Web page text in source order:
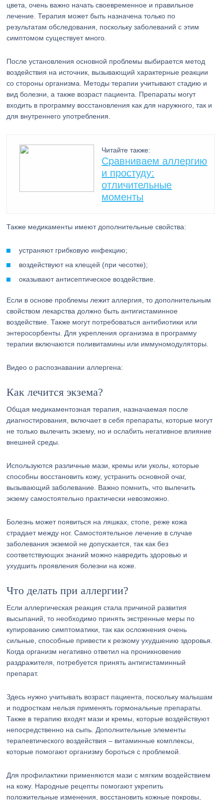
цвета, очень важно начать своевременное и правильное
лечение. Терапия может быть назначена только по
результатам обследования, поскольку заболеваний с этим
симптомом существует много.
После установления основной проблемы выбирается метод
воздействия на источник, вызывающий характерные реакции
со стороны организма. Методы терапии учитывают стадию и
вид болезни, а также возраст пациента. Препараты могут
входить в программу восстановления как для наружного, так и
для внутреннего употребления.
Читайте также:
Сравниваем аллергию
и простуду:
отличительные
моменты
Также медикаменты имеют дополнительные свойства:
устраняют грибковую инфекцию;
воздействуют на клещей (при чесотке);
оказывают антисептическое воздействие.
Если в основе проблемы лежит аллергия, то дополнительным
свойством лекарства должно быть антигистаминное
воздействие. Также могут потребоваться антибиотики или
энтеросорбенты. Для укрепления организма в программу
терапии включаются поливитамины или иммуномодуляторы.
Видео о распознавании аллергена:
Как лечится экзема?
Общая медикаментозная терапия, назначаемая после
диагностирования, включает в себя препараты, которые могут
не только вылечить экзему, но и ослабить негативное влияние
внешней среды.
Используются различные мази, кремы или уколы, которые
способны восстановить кожу, устранить основной очаг,
вызывающий заболевание. Важно помнить, что вылечить
экзему самостоятельно практически невозможно.
Болезнь может появиться на ляшках, стопе, реже кожа
страдает между ног. Самостоятельное лечение в случае
заболевания экземой не допускается, так как без
соответствующих знаний можно навредить здоровью и
ухудшить проявления болезни на коже.
Что делать при аллергии?
Если аллергическая реакция стала причиной развития
высыпаний, то необходимо принять экстренные меры по
купированию симптоматики, так как осложнения очень
сильные, способные привести к резкому ухудшению здоровья.
Когда организм негативно ответил на проникновение
раздражителя, потребуется принять антигистаминный
препарат.
Здесь нужно учитывать возраст пациента, поскольку малышам
и подросткам нельзя применять гормональные препараты.
Также в терапию входят мази и кремы, которые воздействуют
непосредственно на сыпь. Дополнительные элементы
терапевтического воздействия – витаминные комплексы,
которые помогают организму бороться с проблемой.
Для профилактики применяются мази с мягким воздействием
на кожу. Народные рецепты помогают укрепить
положительные изменения, восстановить кожные покровы,